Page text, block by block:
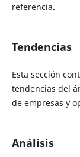
referencia.
Tendencias
Esta sección
tendencias del
de empresas y
Análisis